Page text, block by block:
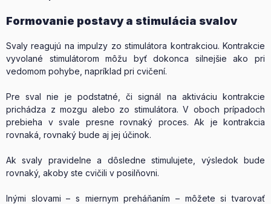
Formovanie postavy a stimulácia svalov
Svaly reagujú na impulzy zo stimulátora kontrakciou. Kontrakcie
vyvolané stimulátorom môžu byť dokonca silnejšie ako pri
vedomom pohybe, napríklad pri cvičení.
Pre sval nie je podstatné, či signál na aktiváciu kontrakcie
prichádza z mozgu alebo zo stimulátora. V oboch prípadoch
prebieha v svale presne rovnaký proces. Ak je kontrakcia
rovnaká, rovnaký bude aj jej účinok.
Ak svaly pravidelne a dôsledne stimulujete, výsledok bude
rovnaký, akoby ste cvičili v posilňovni.
Inými slovami – s miernym preháňaním – môžete si tvarovať